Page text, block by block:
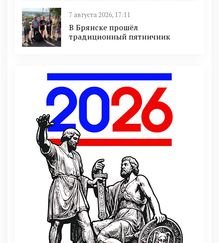
7 августа 2026, 17:11
В Брянске прошёл
традиционный пятничник